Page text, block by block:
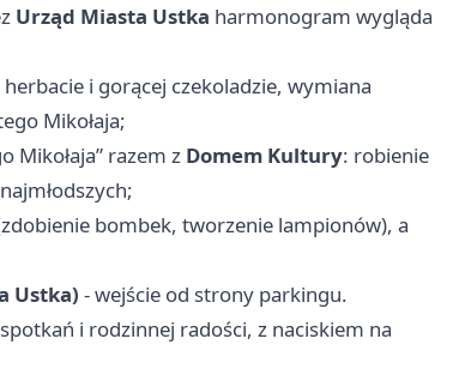
Urząd Miasta Ustka harmonogram wygląda
i gorącej czekoladzie, wymiana
Mikołaja;
Mikołaja” razem z Domem Kultury: robienie
bombek, tworzenie lampionów), a
Ustka) - wejście od strony parkingu.
i rodzinnej radości, z naciskiem na